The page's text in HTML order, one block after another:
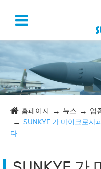
홈페이지 뉴스
업
SUNKYE 가 마이크로사
다